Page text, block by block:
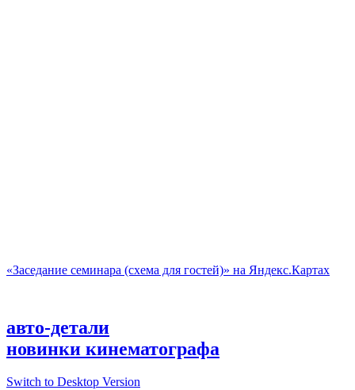
«Заседание семинара (схема для гостей)» на Яндекс.Картах
авто-детали
новинки кинематографа
Switch to Desktop Version